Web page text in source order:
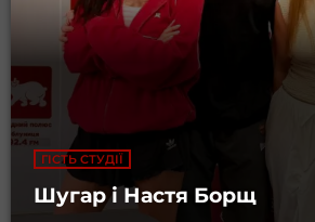
ГІСТЬ СТУДІЇ
Шугар і Настя Борщ